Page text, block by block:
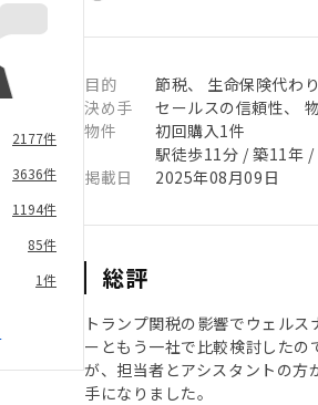
2177件
3636件
1194件
85件
1件
目的
節税、 生命保険代わ
決め手
セールスの信頼性、
物件
初回購入1件
駅徒歩11分 / 築11年
掲載日
2025年08月09日
総評
トランプ関税の影響でウェル
ーともう一社で比較検討した
が、担当者とアシスタントの方
手になりました。